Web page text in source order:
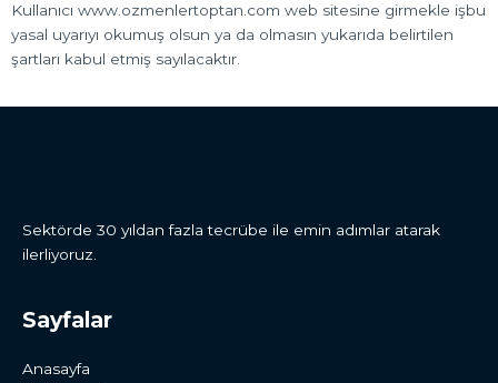
Kullanıcı www.ozmenlertoptan.com web sitesine girmekle işbu
yasal uyarıyı okumuş olsun ya da olmasın yukarıda belirtilen
şartları kabul etmiş sayılacaktır.
Sektörde 30 yıldan fazla tecrübe ile emin adımlar atarak
ilerliyoruz.
Sayfalar
Anasayfa